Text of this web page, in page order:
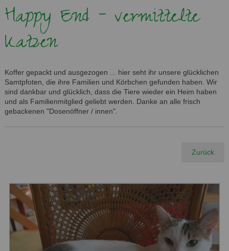
Happy End - vermittelte
Katzen
Koffer gepackt und ausgezogen ... hier seht ihr unsere glücklichen
Samtpfoten, die ihre Familien und Körbchen gefunden haben. Wir
sind dankbar und glücklich, dass die Tiere wieder ein Heim haben
und als Familienmitglied geliebt werden. Danke an alle frisch
gebackenen "Dosenöffner / innen".
Zurück